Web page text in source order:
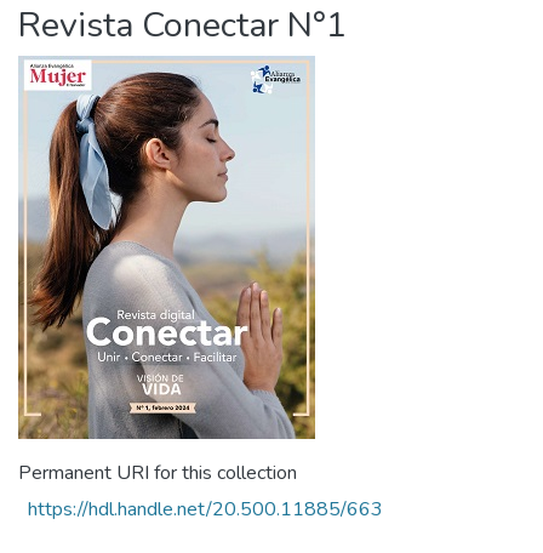
Revista Conectar N°1
Permanent URI for this collection
https://hdl.handle.net/20.500.11885/663